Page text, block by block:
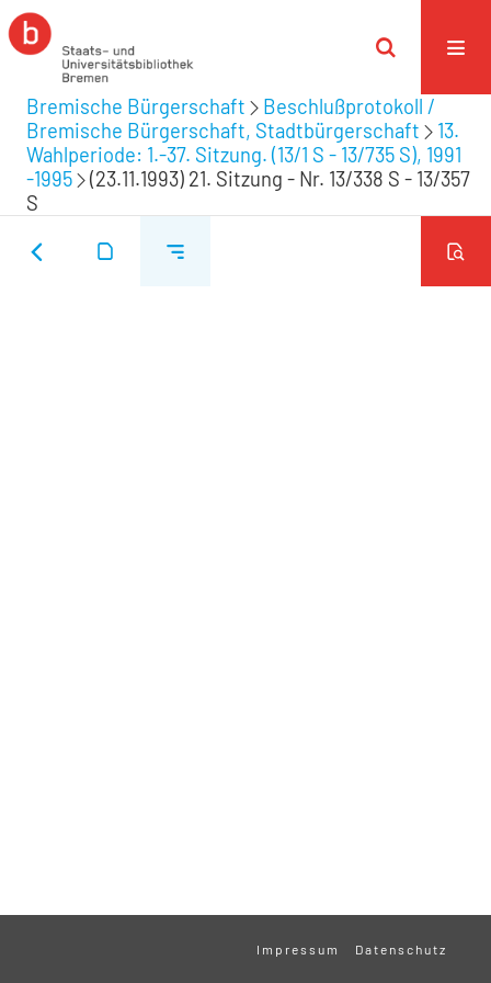
Bremische Bürgerschaft
Beschlußprotokoll /
Bremische Bürgerschaft, Stadtbürgerschaft
13.
Wahlperiode: 1.-37. Sitzung. (13/1 S - 13/735 S), 1991
-1995
(23.11.1993) 21. Sitzung - Nr. 13/338 S - 13/357
S
Impressum Datenschutz